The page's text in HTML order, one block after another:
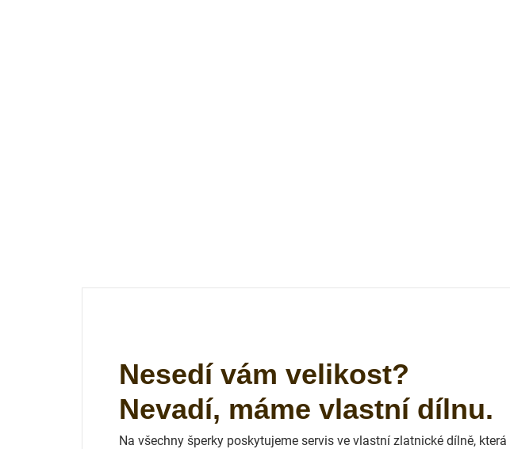
Nesedí vám velikost?
Nevadí, máme vlastní dílnu.
Na všechny šperky poskytujeme servis ve vlastní zlatnické dílně, která